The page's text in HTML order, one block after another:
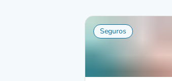
Seguros